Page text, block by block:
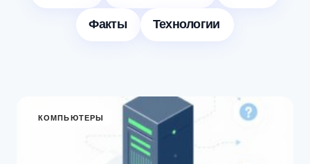
Факты
Технологии
КОМПЬЮТЕРЫ